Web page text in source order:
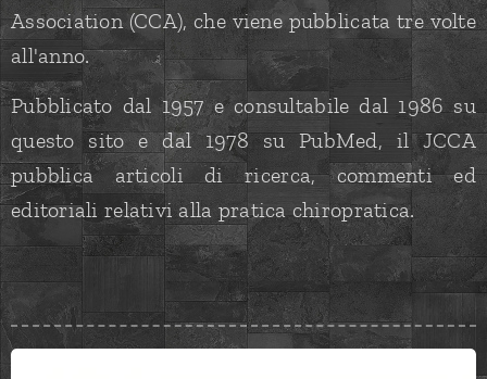
Association (CCA), che viene pubblicata tre volte
all'anno.
Pubblicato dal 1957 e consultabile dal 1986 su
questo sito e dal 1978 su PubMed, il JCCA
pubblica articoli di ricerca, commenti ed
editoriali relativi alla pratica chiropratica.